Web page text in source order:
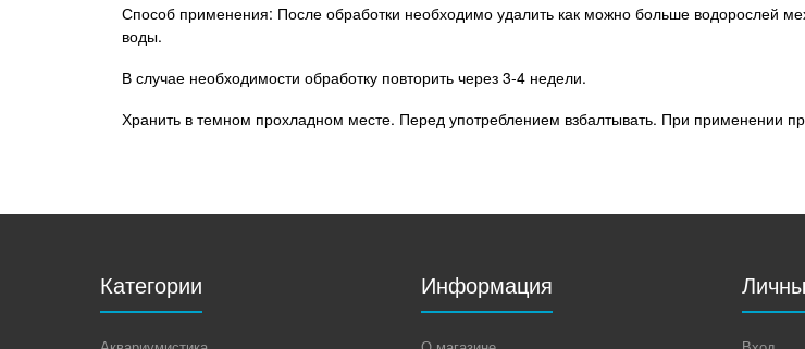
Способ применения: После обработки необходимо удалить как можно больше водорослей
воды.
В случае необходимости обработку повторить через 3-4 недели.
Хранить в темном прохладном месте. Перед употреблением взбалтывать. При применении
Категории Информация